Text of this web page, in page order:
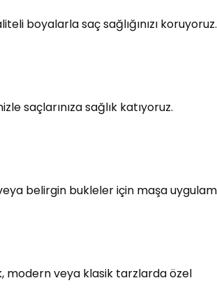
boyalarla saç sağlığınızı koruyoruz.
saçlarınıza sağlık katıyoruz.
belirgin bukleler için maşa
modern veya klasik tarzlarda özel